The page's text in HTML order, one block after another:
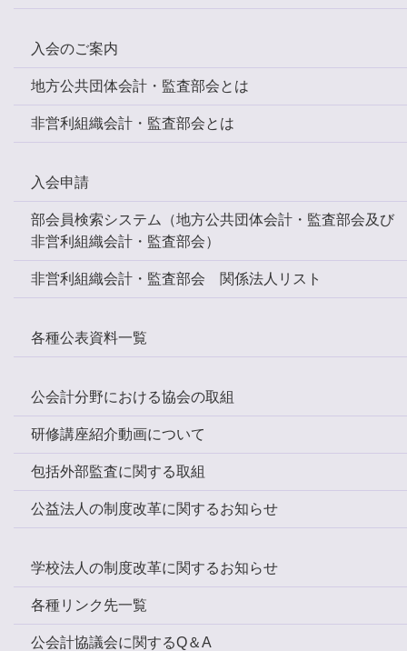
入会のご案内
地方公共団体会計・監査部会とは
非営利組織会計・監査部会とは
入会申請
部会員検索システム（地方公共団体会計・監査部会及び
非営利組織会計・監査部会）
非営利組織会計・監査部会 関係法人リスト
各種公表資料一覧
公会計分野における協会の取組
研修講座紹介動画について
包括外部監査に関する取組
公益法人の制度改革に関するお知らせ
学校法人の制度改革に関するお知らせ
各種リンク先一覧
公会計協議会に関するQ＆A